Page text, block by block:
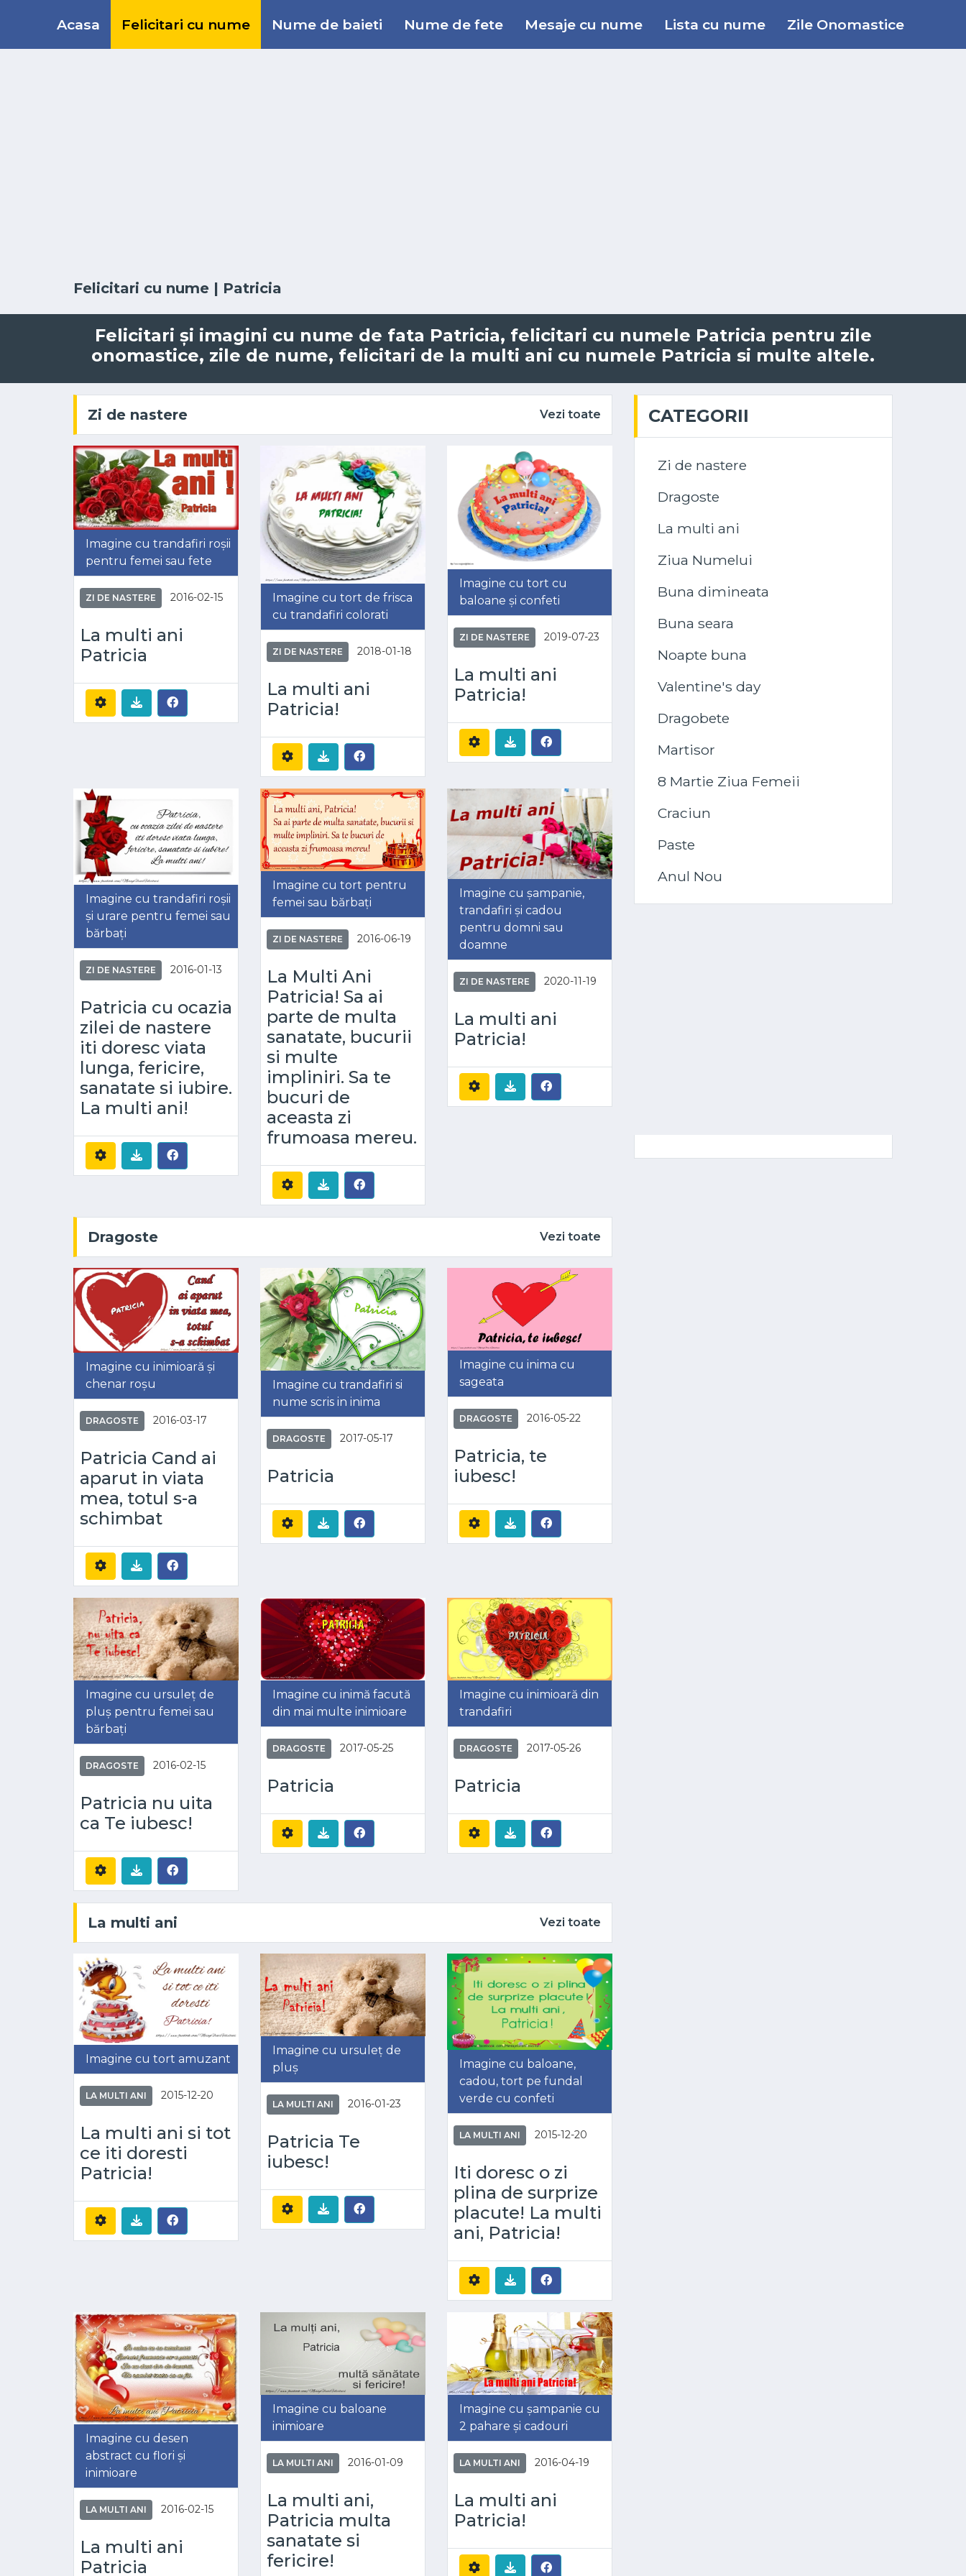
Acasa Felicitari cu nume Nume de baieti Nume de fete Mesaje cu nume Lista cu nume Zile Onomastice
Felicitari cu nume | Patricia
Felicitari și imagini cu nume de fata Patricia, felicitari cu numele Patricia pentru zile
onomastice, zile de nume, felicitari de la multi ani cu numele Patricia si multe altele.
Zi de nastere Vezi toate
Imagine cu trandafiri roșii
pentru femei sau fete
ZI DE NASTERE 2016-02-15
La multi ani
Patricia
Imagine cu tort de frisca
cu trandafiri colorati
ZI DE NASTERE 2018-01-18
La multi ani
Patricia!
Imagine cu tort cu
baloane și confeti
ZI DE NASTERE 2019-07-23
La multi ani
Patricia!
Imagine cu trandafiri roșii
și urare pentru femei sau
bărbați
ZI DE NASTERE 2016-01-13
Patricia cu ocazia
zilei de nastere
iti doresc viata
lunga, fericire,
sanatate si iubire.
La multi ani!
Imagine cu tort pentru
femei sau bărbați
ZI DE NASTERE 2016-06-19
La Multi Ani
Patricia! Sa ai
parte de multa
sanatate, bucurii
si multe
impliniri. Sa te
bucuri de
aceasta zi
frumoasa mereu.
Imagine cu șampanie,
trandafiri și cadou
pentru domni sau
doamne
ZI DE NASTERE 2020-11-19
La multi ani
Patricia!
Dragoste Vezi toate
Imagine cu inimioară și
chenar roșu
DRAGOSTE 2016-03-17
Patricia Cand ai
aparut in viata
mea, totul s-a
schimbat
Imagine cu trandafiri si
nume scris in inima
DRAGOSTE 2017-05-17
Patricia
Imagine cu inima cu
sageata
DRAGOSTE 2016-05-22
Patricia, te
iubesc!
Imagine cu ursuleț de
pluș pentru femei sau
bărbați
DRAGOSTE 2016-02-15
Patricia nu uita
ca Te iubesc!
Imagine cu inimă facută
din mai multe inimioare
DRAGOSTE 2017-05-25
Patricia
Imagine cu inimioară din
trandafiri
DRAGOSTE 2017-05-26
Patricia
La multi ani Vezi toate
Imagine cu tort amuzant
LA MULTI ANI 2015-12-20
La multi ani si tot
ce iti doresti
Patricia!
Imagine cu ursuleț de
pluș
LA MULTI ANI 2016-01-23
Patricia Te
iubesc!
Imagine cu baloane,
cadou, tort pe fundal
verde cu confeti
LA MULTI ANI 2015-12-20
Iti doresc o zi
plina de surprize
placute! La multi
ani, Patricia!
Imagine cu desen
abstract cu flori și
inimioare
LA MULTI ANI 2016-02-15
La multi ani
Patricia
Imagine cu baloane
inimioare
LA MULTI ANI 2016-01-09
La multi ani,
Patricia multa
sanatate si
fericire!
Imagine cu șampanie cu
2 pahare și cadouri
LA MULTI ANI 2016-04-19
La multi ani
Patricia!
CATEGORII
Zi de nastere
Dragoste
La multi ani
Ziua Numelui
Buna dimineata
Buna seara
Noapte buna
Valentine's day
Dragobete
Martisor
8 Martie Ziua Femeii
Craciun
Paste
Anul Nou